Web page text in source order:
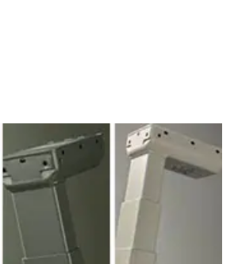
Actuator Connect™ -